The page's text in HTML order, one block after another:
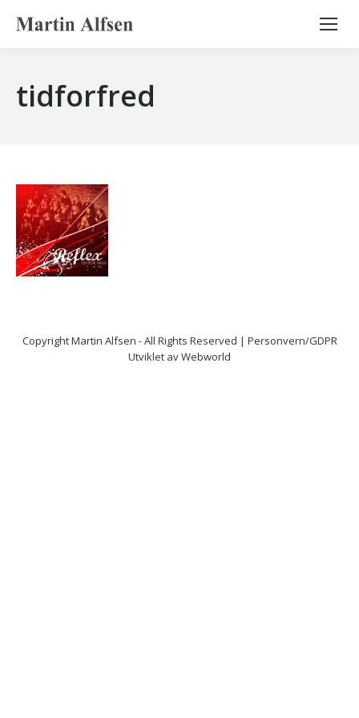
Search:
tidforfred
CopyrightMartin Alfsen - All Rights Reserved | Personvern/GDPR
Utviklet avWebworld